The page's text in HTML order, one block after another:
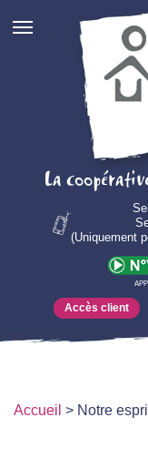
La
(Uniquement
Accès client
Accueil > Notre